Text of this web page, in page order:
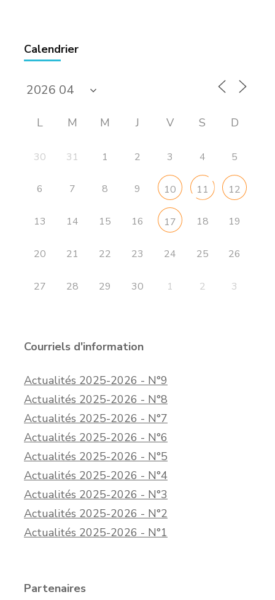
Calendrier
L M M J V S D
30 31 1 2 3 4 5
6 7 8 9 10 11 12
13 14 15 16 17 18 19
20 21 22 23 24 25 26
27 28 29 30 1 2 3
Courriels d'information
Actualités 2025-2026 - N°9
Actualités 2025-2026 - N°8
Actualités 2025-2026 - N°7
Actualités 2025-2026 - N°6
Actualités 2025-2026 - N°5
Actualités 2025-2026 - N°4
Actualités 2025-2026 - N°3
Actualités 2025-2026 - N°2
Actualités 2025-2026 - N°1
Partenaires